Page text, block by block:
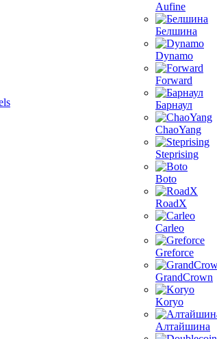
Aufine
Белшина
Dynamo
Forward
Барнаул
ChaoYang
Steprising
Boto
RoadX
Carleo
Greforce
GrandCrown
Koryo
Алтайшина